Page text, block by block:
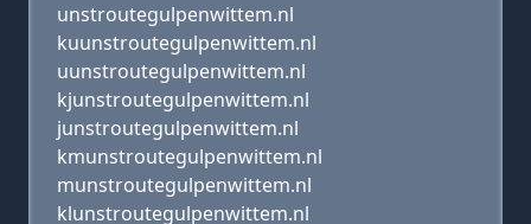
unstroutegulpenwittem.nl
kuunstroutegulpenwittem.nl
uunstroutegulpenwittem.nl
kjunstroutegulpenwittem.nl
junstroutegulpenwittem.nl
kmunstroutegulpenwittem.nl
munstroutegulpenwittem.nl
klunstroutegulpenwittem.nl